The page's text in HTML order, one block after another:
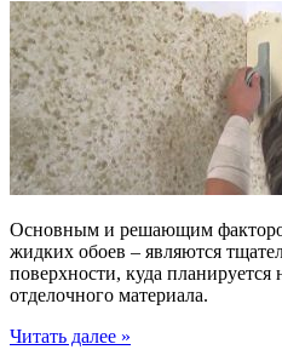
?
Как
нанести
жидкие
обои
Основным и решающим
жидких обоев – являются
поверхности, куда планируется
отделочного материала.
Читать далее »